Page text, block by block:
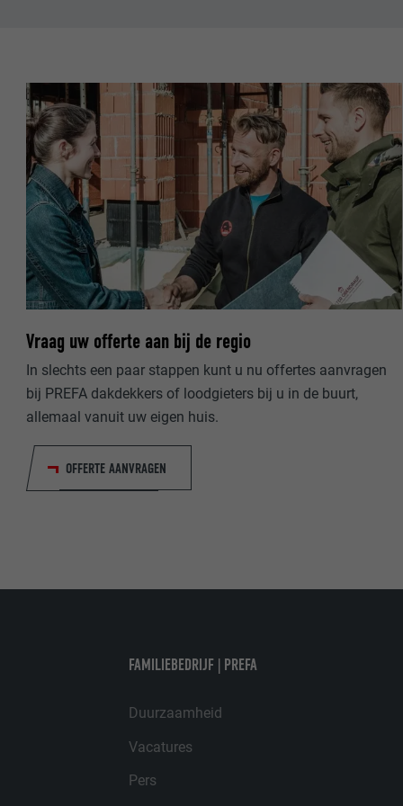
Vraag uw offerte aan bij de regio
In slechts een paar stappen kunt u nu offertes aanvragen
bij PREFA dakdekkers of loodgieters bij u in de buurt,
allemaal vanuit uw eigen huis.
OFFERTE AANVRAGEN
FAMILIEBEDRIJF | PREFA
Duurzaamheid
Vacatures
Pers
VERVALTIJD
DOEL
NAAM
AANBIEDER
DOEL
De
Informatie
NAAM
AANBIEDER
VERVALTIJD
DOEL
AANBIEDER
AANBIEDER
MARKETING &
"Marketing &
gebruikt om
websites te
meer nodig
NAAM
VERVALTIJD